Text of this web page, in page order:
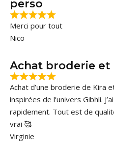
perso
Merci pour tout
Nico
Achat broderie et
Achat d’une broderie de Kira
inspirées de l’univers Gibhli.
rapidement. Tout est de
vrai 🥰
Virginie